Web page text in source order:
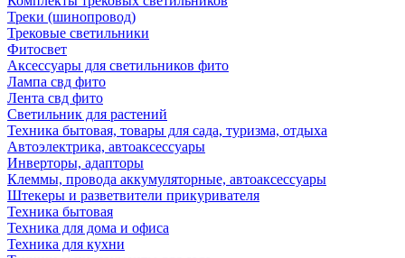
Треки (шинопровод)
Трековые светильники
Фитосвет
Аксессуары для светильников фито
Лампа свд фито
Лента свд фито
Светильник для растений
Техника бытовая, товары для сада, туризма, отдыха
Автоэлектрика, автоаксессуары
Инверторы, адапторы
Клеммы, провода аккумуляторные, автоаксессуары
Штекеры и разветвители прикуривателя
Техника бытовая
Техника для дома и офиса
Техника для кухни